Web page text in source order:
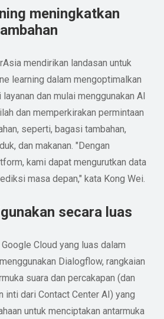
meningkatkan
mendirikan landasan untuk
learning dalam mengoptimalkan
dan mulai menggunakan AI
dan memperkirakan permintaan
seperti, bagasi tambahan,
dan makanan. "Dengan
kami dapat mengurutkan data
masa depan," kata Kong Wei.
secara luas
Cloud yang luas dalam
Dialogflow, rangkaian
suara dan percakapan (dan
inti dari Contact Center AI) yang
untuk menciptakan antarmuka